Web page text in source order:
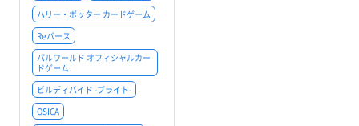
ハリー・ポッター カードゲーム
Reバース
パルワールド オフィシャルカー
ドゲーム
ビルディバイド -ブライト-
OSICA